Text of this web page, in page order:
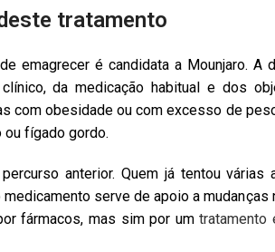
tratamento
emagrecer é candidata a Mounjaro.
da medicação habitual e dos
com obesidade ou com excesso de
ou fígado gordo.
anterior. Quem já tentou
serve de apoio a
fármacos, mas sim por umtratamento